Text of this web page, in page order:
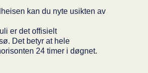
kan du nyte usikten av
er det offi­si­elt
Det betyr at hele
24 timer i døgnet.